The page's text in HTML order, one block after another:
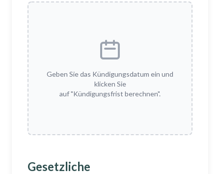
Geben Sie das Kündigungsdatum ein und
klicken Sie
auf "Kündigungsfrist berechnen".
Gesetzliche